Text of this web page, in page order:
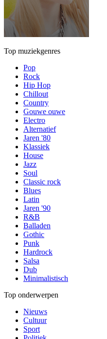
Top muziekgenres
Pop
Rock
Hip Hop
Chillout
Country
Gouwe ouwe
Electro
Alternatief
Jaren '80
Klassiek
House
Jazz
Soul
Classic rock
Blues
Latin
Jaren '90
R&B
Balladen
Gothic
Punk
Hardrock
Salsa
Dub
Minimalistisch
Top onderwerpen
Nieuws
Cultuur
Sport